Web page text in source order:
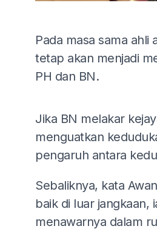
Pada masa sama
tetap akan menjadi
PH dan BN.
Jika BN melakar
menguatkan
pengaruh antara
Sebaliknya, kata
baik di luar jangkaan,
menawarnya dalam